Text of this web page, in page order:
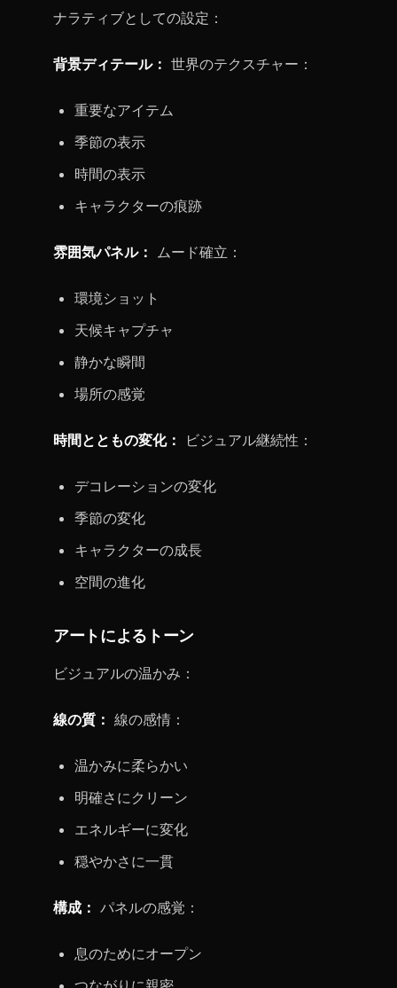
ナラティブとしての設定：
背景ディテール： 世界のテクスチャー：
重要なアイテム
季節の表示
時間の表示
キャラクターの痕跡
雰囲気パネル： ムード確立：
環境ショット
天候キャプチャ
静かな瞬間
場所の感覚
時間とともの変化： ビジュアル継続性：
デコレーションの変化
季節の変化
キャラクターの成長
空間の進化
アートによるトーン
ビジュアルの温かみ：
線の質： 線の感情：
温かみに柔らかい
明確さにクリーン
エネルギーに変化
穏やかさに一貫
構成： パネルの感覚：
息のためにオープン